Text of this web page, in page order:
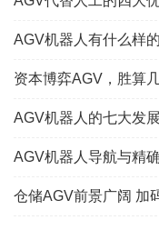
AGV机器人有什么样
资本博弈AGV，胜算
AGV机器人的七大发
AGV机器人导航与精确
仓储AGV前景广阔 加